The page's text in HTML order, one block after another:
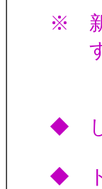
※ 新
す
※
◆
◆